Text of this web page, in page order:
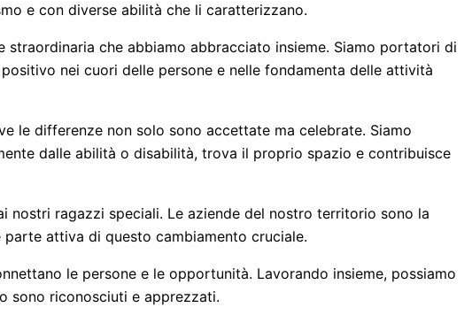
e con diverse abilità che li caratterizzano.
che abbiamo abbracciato insieme. Siamo portatori di
nei cuori delle persone e nelle fondamenta delle attività
le differenze non solo sono accettate ma celebrate. Siamo
dalle abilità o disabilità, trova il proprio spazio e contribuisce
ragazzi speciali. Le aziende del nostro territorio sono la
attiva di questo cambiamento cruciale.
le persone e le opportunità. Lavorando insieme, possiamo
sono riconosciuti e apprezzati.